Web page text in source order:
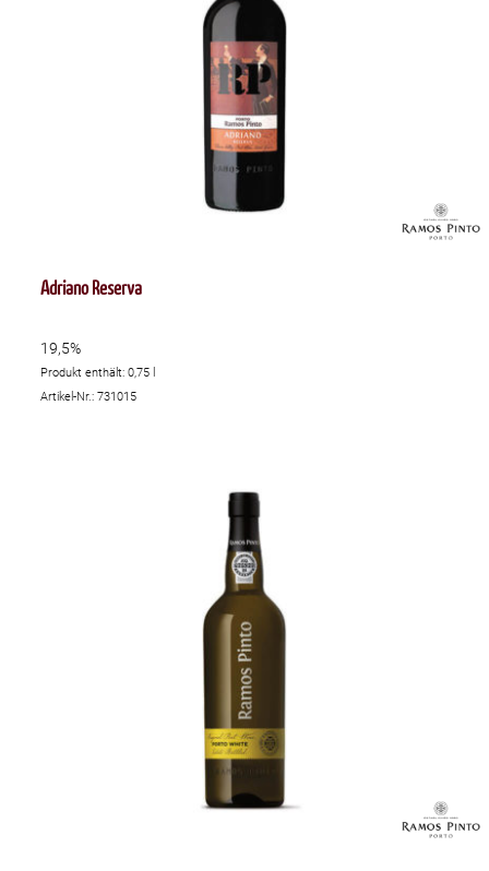
Adriano Reserva
19,5%
Produkt enthält: 0,75
Artikel-Nr.: 731015